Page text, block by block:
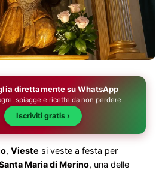
direttamente su WhatsApp
spiagge e ricette da non perdere
Iscriviti gratis ›
, Vieste si veste a festa per
Maria di Merino, una delle